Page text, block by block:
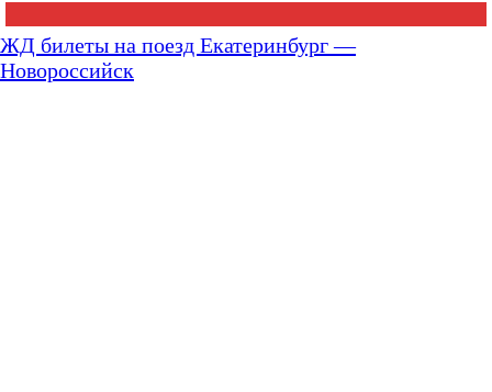
ЖД билеты на поезд Екатеринбург —
Новороссийск